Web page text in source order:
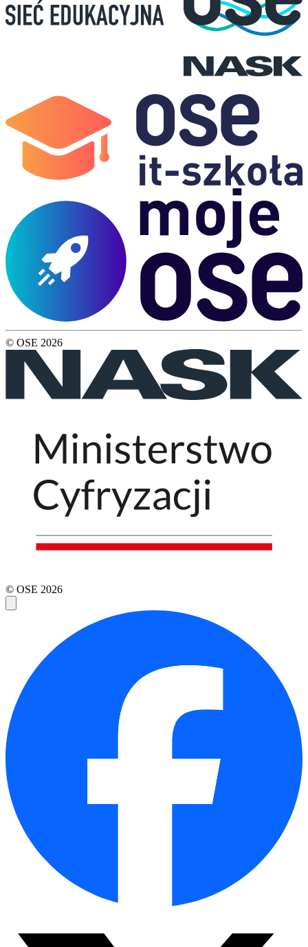
© OSE 2026
© OSE 2026